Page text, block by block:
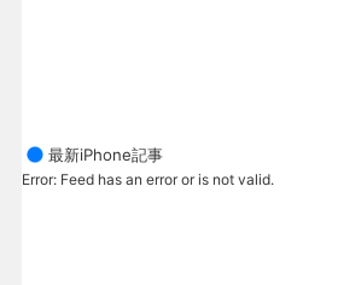
最新iPhone記事
Error: Feed has an error or is not valid.